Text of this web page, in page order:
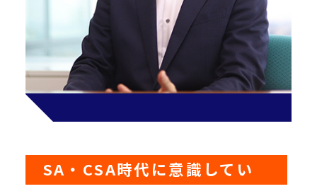
SA・CSA時代に意識してい